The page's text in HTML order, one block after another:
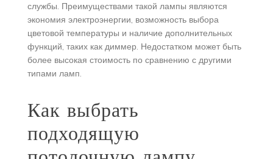
службы. Преимуществами такой лампы являются
экономия электроэнергии, возможность выбора
цветовой температуры и наличие дополнительных
функций, таких как диммер. Недостатком может быть
более высокая стоимость по сравнению с другими
типами ламп.
Как выбрать
подходящую